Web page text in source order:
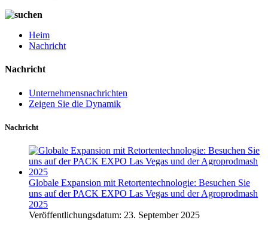
Heim
Nachricht
Nachricht
Unternehmensnachrichten
Zeigen Sie die Dynamik
Nachricht
Globale Expansion mit Retortentechnologie: Besuchen Sie
uns auf der PACK EXPO Las Vegas und der Agroprodmash
2025
Veröffentlichungsdatum: 23. September 2025